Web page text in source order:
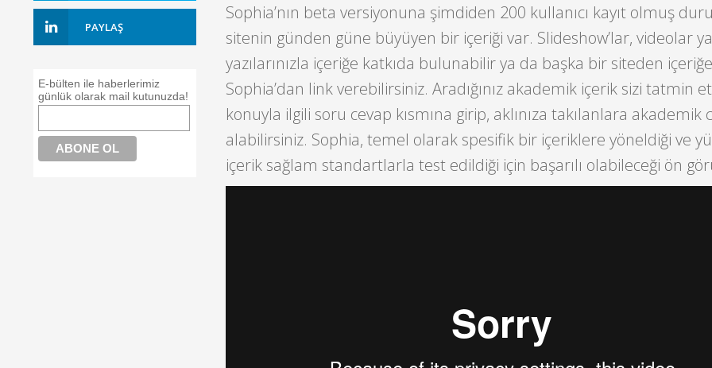
PAYLAŞ
E-bülten ile haberlerimiz
günlük olarak mail kutunuzda!
Sophia’nın beta versiyonuna şimdiden 200 kullanıcı kayıt olmuş
sitenin günden güne büyüyen bir içeriği var. Slideshow’lar, videolar
yazılarınızla içeriğe katkıda bulunabilir ya da başka bir siteden içeriğe
Sophia’dan link verebilirsiniz. Aradığınız akademik içerik sizi tatmin
konuyla ilgili soru cevap kısmına girip, aklınıza takılanlara akademik
alabilirsiniz. Sophia, temel olarak spesifik bir içeriklere yöneldiği ve
içerik sağlam standartlarla test edildiği için başarılı olabileceği ön